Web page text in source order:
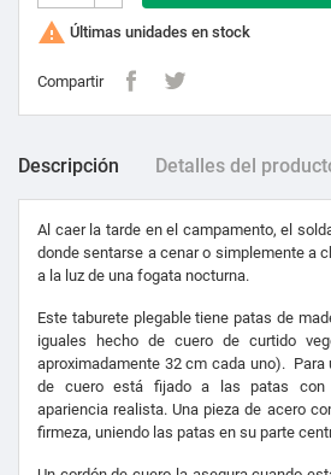
 Últimas unidades en stock
Compartir
Descripción Detalles del
Al caer la tarde en el campamento, el
donde sentarse a cenar o simplemente a
a la luz de una fogata nocturna.
Este taburete plegable tiene patas de
iguales hecho de cuero de curtido
aproximadamente 32 cm cada uno). Para
de cuero está fijado a las patas con
apariencia realista. Una pieza de acero
firmeza, uniendo las patas en su parte